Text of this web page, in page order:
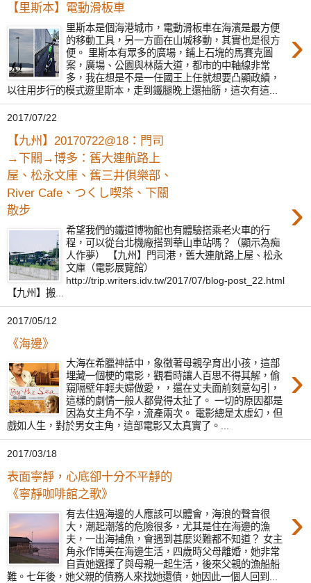
【里斯本】電動滑板車
›
里斯本是個海港城市，電動滑板車在海濱是最方便
的移動工具，另一方面在山城移動，其實也是很方
便。 里斯本有眾多的廣場，鋪上石塊的馬賽克圖
案，廣場、公園與林蔭大道，都市的中軸線非常
多，我在想是不是一任國王上任就想要凸顯政績，
以往用步行的模式遊里斯本，走到鐵腿晚上還抽筋，這次有這...
2017/07/22
【九州】20170722@18：門司
→下關→博多：舊大連航路上
屋、松永文庫、舊三井俱樂部、
River Cafe、つくし喫茶、下關
散步
›
希望我們的鐵道博物館也有體驗搭乘老火車的行
程，可以從台北機廠搭到華山車站嗎？（顯示為痴
人作夢） 【九州】門司港，舊大連航路上屋、松永
文庫（電影展覽館）
http://trip.writers.idv.tw/2017/07/blog-post_22.html
【九州】搬...
2017/05/12
《海邊》
›
大海在希臘神話中，象徵著母親孕育出小孩，這部
埋藏一個梗的電影，觀看時讓人百思不得其解，偷
窺隔壁年輕夫婦做愛，，還在丈夫面前刻意勾引，
這樣的劇情一般人都覺得太扯了。 一切的原因都是
因為女主角不孕，流產兩次。 電影總是太虛幻，但
戲如人生，對於男女主角，這部電影又太真實了。...
2017/03/18
表面寧靜，心底卻十分不平靜的
《寧靜咖啡館之歌》
›
有去住過海邊的人應該可以體會，海浪的聲音很
大，潮起潮落的危險很多，尤其是住在海邊的漁
夫，一出海捕魚，會遇到甚麼災難都不知道？ 女主
角永作博美在海邊生活，四歲時父母離婚，她非常
自責她選擇了與母親一起生活，後來父親的漁船船
難。七年後，她父親的債務人來找她還債，她因此一個人回到...